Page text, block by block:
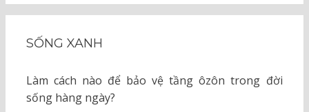
SỐNG XANH
Làm cách nào để bảo vệ tầng ôzôn trong đời
sống hàng ngày?